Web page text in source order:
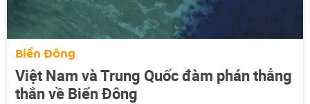
Biển Đông
Việt Nam và Trung Quốc đàm phán thẳng
thắn về Biển Đông